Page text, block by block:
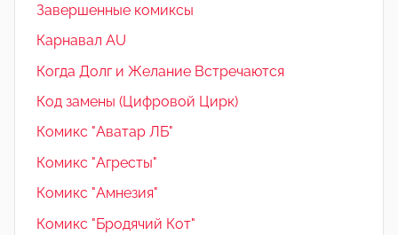
Завершенные комиксы
Карнавал AU
Когда Долг и Желание Встречаются
Код замены (Цифровой Цирк)
Комикс "Аватар ЛБ"
Комикс "Агресты"
Комикс "Амнезия"
Комикс "Бродячий Кот"